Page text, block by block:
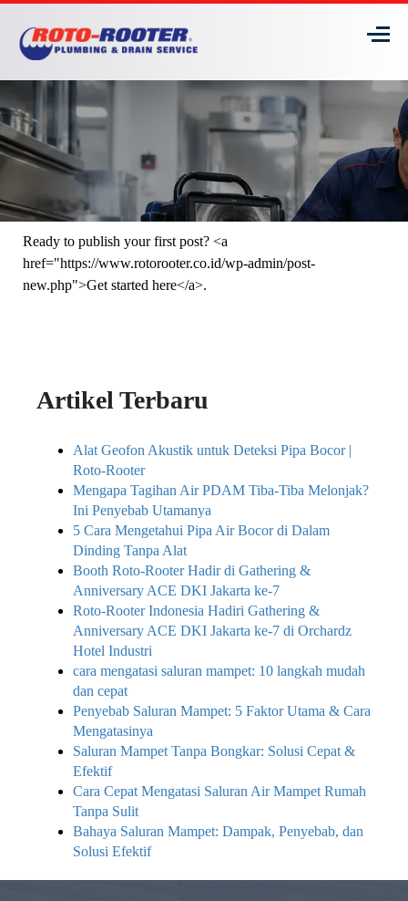
Ready to publish your first post? <a
href="https://www.rotorooter.co.id/wp-admin/post-
new.php">Get started here</a>.
Artikel Terbaru
Alat Geofon Akustik untuk Deteksi Pipa Bocor |
Roto-Rooter
Mengapa Tagihan Air PDAM Tiba-Tiba Melonjak?
Ini Penyebab Utamanya
5 Cara Mengetahui Pipa Air Bocor di Dalam
Dinding Tanpa Alat
Booth Roto-Rooter Hadir di Gathering &
Anniversary ACE DKI Jakarta ke-7
Roto-Rooter Indonesia Hadiri Gathering &
Anniversary ACE DKI Jakarta ke-7 di Orchardz
Hotel Industri
cara mengatasi saluran mampet: 10 langkah mudah
dan cepat
Penyebab Saluran Mampet: 5 Faktor Utama & Cara
Mengatasinya
Saluran Mampet Tanpa Bongkar: Solusi Cepat &
Efektif
Cara Cepat Mengatasi Saluran Air Mampet Rumah
Tanpa Sulit
Bahaya Saluran Mampet: Dampak, Penyebab, dan
Solusi Efektif